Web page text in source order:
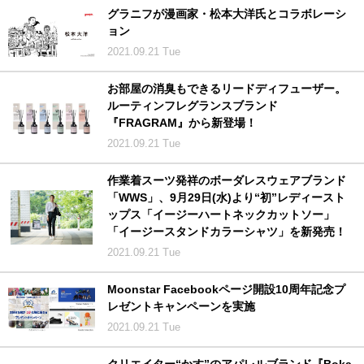
グラニフが漫画家・松本大洋氏とコラボレーシ
ョン
2021.09.21 Tue
お部屋の消臭もできるリードディフューザー。
ルーティンフレグランスブランド
『FRAGRAM』から新登場！
2021.09.21 Tue
作業着スーツ発祥のボーダレスウェアブランド
「WWS」、9月29日(水)より“初”レディースト
ップス「イージーハートネックカットソー」
「イージースタンドカラーシャツ」を新発売！
2021.09.21 Tue
Moonstar Facebookページ開設10周年記念プ
レゼントキャンペーンを実施
2021.09.21 Tue